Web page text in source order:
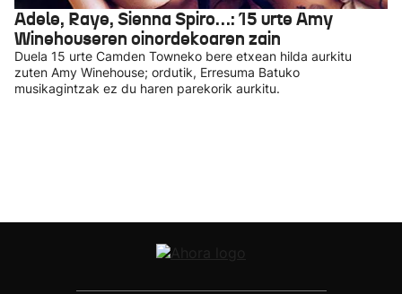
Adele, Raye, Sienna Spiro…: 15 urte Amy
Winehouseren oinordekoaren zain
Duela 15 urte Camden Towneko bere etxean hilda aurkitu
zuten Amy Winehouse; ordutik, Erresuma Batuko
musikagintzak ez du haren parekorik aurkitu.